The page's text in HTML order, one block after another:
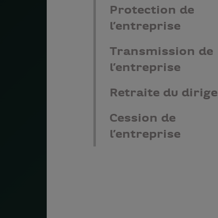
Protection de
l’entreprise
Transmission de
l’entreprise
Retraite du
Cession de
l’entreprise